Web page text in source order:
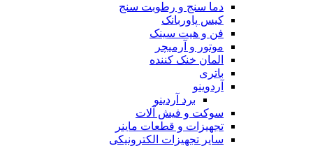
دما سنج و رطوبت سنج
کیس پاوربانک
فن و هیت سینک
موتور و آرمیچر
المان خنک کننده
باتری
آردوینو
برد آردینو
سوکت و فیش آلات
تجهیزات و قطعات ماینر
سایر تجهیزات الکترونیکی